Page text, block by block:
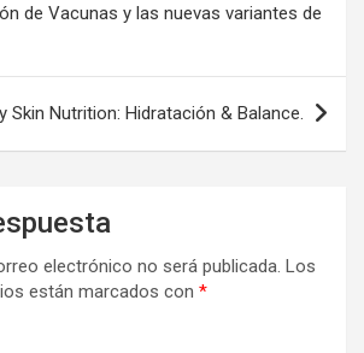
de Vacunas y las nuevas variantes de
Skin Nutrition: Hidratación & Balance.
electrónico no será publicada. Los
están marcados con *